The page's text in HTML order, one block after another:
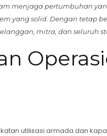
menjaga pertumbuhan
yang solid. Dengan
mitra, dan seluruh
utilisasi armada dan